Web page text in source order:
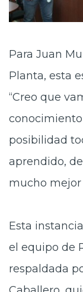
Para Juan
Planta, esta
“Creo que
posibilidad
aprendido,
mucho mejor
Esta
el equipo de
respaldada